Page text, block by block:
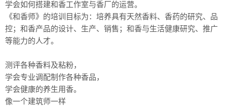
学会如何搭建和香工作室与香厂的运营。
《和香师》的培训目标为：培养具有天然香料、香药的研究、品
控；和香产品的设计、生产、销售；和香与生活健康研究、推广
等能力的人才。
测评各种香料及粘粉，
学会专业调配制作各种香品，
学会健康的养生用香。
像一个建筑师一样